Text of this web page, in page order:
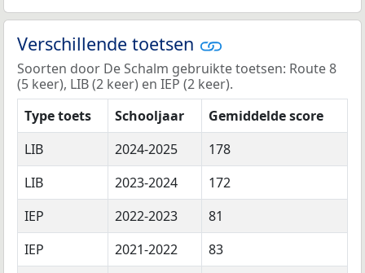
Verschillende toetsen
Soorten door De Schalm gebruikte toetsen: Route 8
(5 keer), LIB (2 keer) en IEP (2 keer).
Type toets
Schooljaar
Gemiddelde score
LIB
2024-2025
178
LIB
2023-2024
172
IEP
2022-2023
81
IEP
2021-2022
83